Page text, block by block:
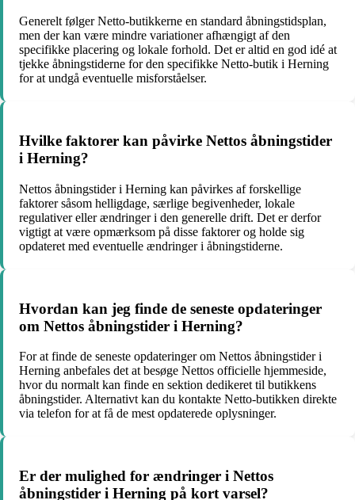
Generelt følger Netto-butikkerne en standard åbningstidsplan,
men der kan være mindre variationer afhængigt af den
specifikke placering og lokale forhold. Det er altid en god idé at
tjekke åbningstiderne for den specifikke Netto-butik i Herning
for at undgå eventuelle misforståelser.
Hvilke faktorer kan påvirke Nettos åbningstider
i Herning?
Nettos åbningstider i Herning kan påvirkes af forskellige
faktorer såsom helligdage, særlige begivenheder, lokale
regulativer eller ændringer i den generelle drift. Det er derfor
vigtigt at være opmærksom på disse faktorer og holde sig
opdateret med eventuelle ændringer i åbningstiderne.
Hvordan kan jeg finde de seneste opdateringer
om Nettos åbningstider i Herning?
For at finde de seneste opdateringer om Nettos åbningstider i
Herning anbefales det at besøge Nettos officielle hjemmeside,
hvor du normalt kan finde en sektion dedikeret til butikkens
åbningstider. Alternativt kan du kontakte Netto-butikken direkte
via telefon for at få de mest opdaterede oplysninger.
Er der mulighed for ændringer i Nettos
åbningstider i Herning på kort varsel?